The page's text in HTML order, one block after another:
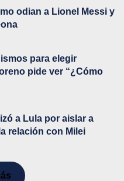
odian a Lionel Messi y
para elegir
pide ver “¿Cómo
a Lula por aislar a
relación con Milei